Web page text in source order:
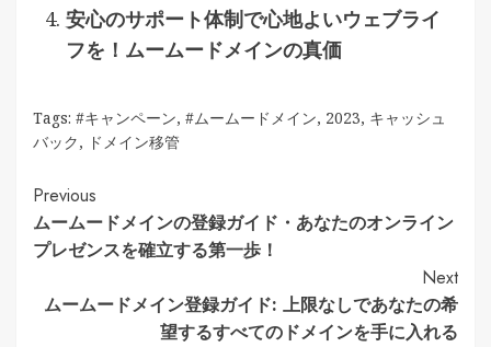
安心のサポート体制で心地よいウェブライ
フを！ムームードメインの真価
Tags: #キャンペーン, #ムームードメイン, 2023, キャッシュ
バック, ドメイン移管
Continue
Reading
Previous
ムームードメインの登録ガイド・あなたのオンライン
プレゼンスを確立する第一歩！
Next
ムームードメイン登録ガイド: 上限なしであなたの希
望するすべてのドメインを手に入れる